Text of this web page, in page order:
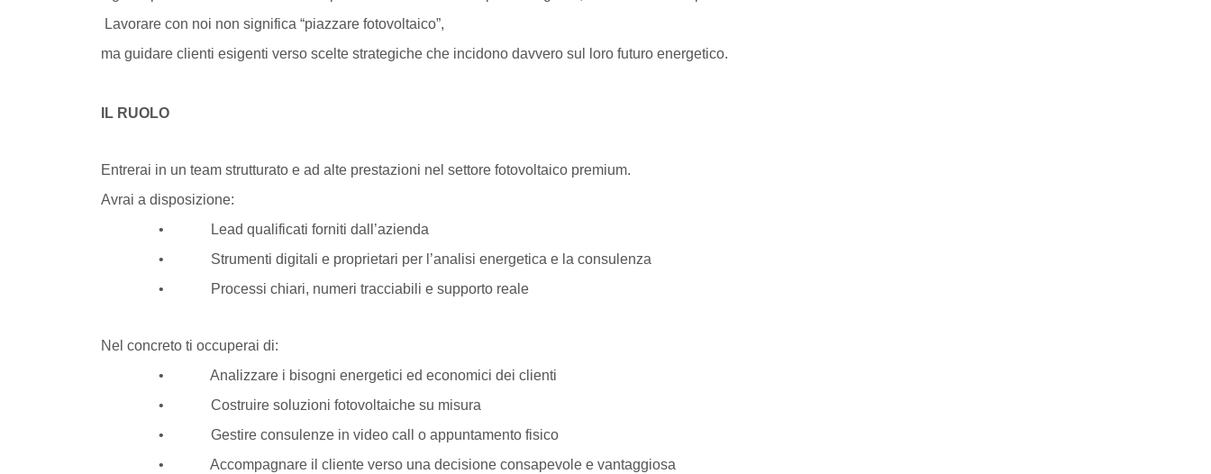
Lavorare con noi non significa “piazzare fotovoltaico”,
ma guidare clienti esigenti verso scelte strategiche che incidono davvero sul loro futuro energetico.
IL RUOLO
Entrerai in un team strutturato e ad alte prestazioni nel settore fotovoltaico premium.
Avrai a disposizione:
• Lead qualificati forniti dall’azienda
• Strumenti digitali e proprietari per l’analisi energetica e la consulenza
• Processi chiari, numeri tracciabili e supporto reale
Nel concreto ti occuperai di:
• Analizzare i bisogni energetici ed economici dei clienti
• Costruire soluzioni fotovoltaiche su misura
• Gestire consulenze in video call o appuntamento fisico
• Accompagnare il cliente verso una decisione consapevole e vantaggiosa